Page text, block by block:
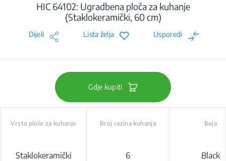
HIC 64102: Ugradbena ploča za kuhanje
(Staklokeramički, 60 cm)
Dijeli Lista želja Usporedi
Gdje kupiti
Vrsta ploče za kuhanje
Staklokeramički
Broj razina kuhanja
6
Boja
Black